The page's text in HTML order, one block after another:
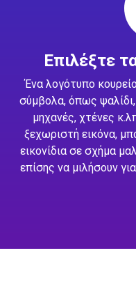
Επιλέξτε
Ένα λογότυπο
σύμβολα, όπως ψαλίδι,
μηχανές, χτένες
ξεχωριστή εικόνα,
εικονίδια σε σχήμα
επίσης να μιλήσουν